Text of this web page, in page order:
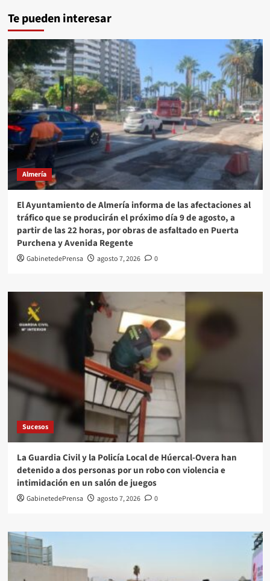
Te pueden interesar
Almería
El Ayuntamiento de Almería informa de las afectaciones al
tráfico que se producirán el próximo día 9 de agosto, a
partir de las 22 horas, por obras de asfaltado en Puerta
Purchena y Avenida Regente
GabinetedePrensa agosto 7, 2026 0
Sucesos
La Guardia Civil y la Policía Local de Húercal-Overa han
detenido a dos personas por un robo con violencia e
intimidación en un salón de juegos
GabinetedePrensa agosto 7, 2026 0